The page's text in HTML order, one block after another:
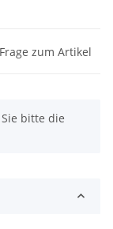
Frage zum Artikel
bitte die